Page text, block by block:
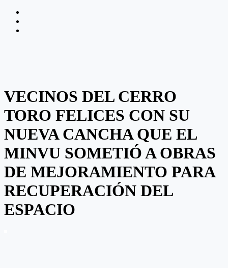
VECINOS DEL CERRO
TORO FELICES CON SU
NUEVA CANCHA QUE EL
MINVU SOMETIÓ A OBRAS
DE MEJORAMIENTO PARA
RECUPERACIÓN DEL
ESPACIO